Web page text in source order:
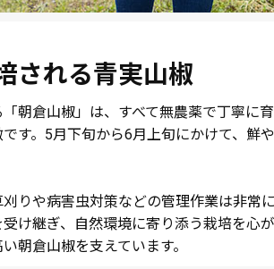
される青実山椒
朝倉山椒」は、すべて無農薬で丁寧に
す。5月下旬から6月上旬にかけて、鮮
りや病害虫対策などの管理作業は非常
け継ぎ、自然環境に寄り添う栽培を心
朝倉山椒を支えています。